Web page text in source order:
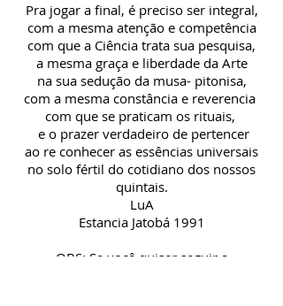
Pra jogar a final, é preciso ser integral,
com a mesma atenção e competência
com que a Ciência trata sua pesquisa,
a mesma graça e liberdade da Arte
na sua sedução da musa- pitonisa,
com a mesma constância e reverencia
com que se praticam os rituais,
e o prazer verdadeiro de pertencer
ao re conhecer as essências universais
no solo fértil do cotidiano dos nossos
quintais.
LuA
Estancia Jatobá 1991
OBS: Se você quiser seguir a